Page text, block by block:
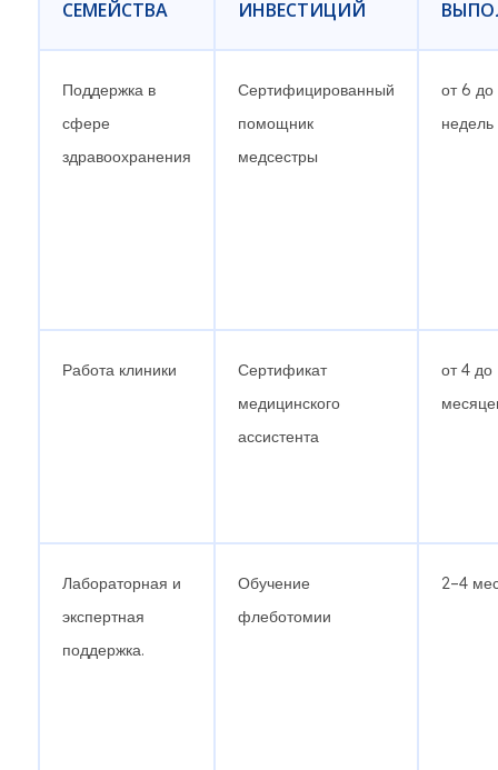
СЕМЕЙСТВА ИНВЕСТИЦИЙ
Поддержка в
сфере
здравоохранения
Сертифицированный
помощник
медсестры
от 6 до
недель
Работа клиники
Сертификат
медицинского
ассистента
от 4 до
Лабораторная и
экспертная
поддержка.
Обучение
флеботомии
2–4